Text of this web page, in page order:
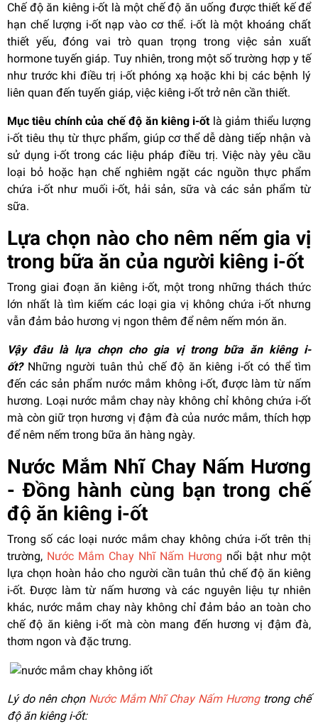
Chế độ ăn kiêng i-ốt là một chế độ ăn uống được thiết kế để
hạn chế lượng i-ốt nạp vào cơ thể. i-ốt là một khoáng chất
thiết yếu, đóng vai trò quan trọng trong việc sản xuất
hormone tuyến giáp. Tuy nhiên, trong một số trường hợp y tế
như trước khi điều trị i-ốt phóng xạ hoặc khi bị các bệnh lý
liên quan đến tuyến giáp, việc kiêng i-ốt trở nên cần thiết.
Mục tiêu chính của chế độ ăn kiêng i-ốtlà giảm thiểu lượng
i-ốt tiêu thụ từ thực phẩm, giúp cơ thể dễ dàng tiếp nhận và
sử dụng i-ốt trong các liệu pháp điều trị. Việc này yêu cầu
loại bỏ hoặc hạn chế nghiêm ngặt các nguồn thực phẩm
chứa i-ốt như muối i-ốt, hải sản, sữa và các sản phẩm từ
sữa.
Lựa chọn nào cho nêm nếm gia vị
trong bữa ăn của người kiêng i-ốt
Trong giai đoạn ăn kiêng i-ốt, một trong những thách thức
lớn nhất là tìm kiếm các loại gia vị không chứa i-ốt nhưng
vẫn đảm bảo hương vị ngon thêm để nêm nếm món ăn.
Vậy đâu là lựa chọn cho gia vị trong bữa ăn kiêng i-
ốt?Những người tuân thủ chế độ ăn kiêng i-ốt có thể tìm
đến các sản phẩm nước mắm không i-ốt, được làm từ nấm
hương. Loại nước mắm chay này không chỉ không chứa i-ốt
mà còn giữ trọn hương vị đậm đà của nước mắm, thích hợp
để nêm nếm trong bữa ăn hàng ngày.
Nước Mắm Nhĩ Chay Nấm Hương
- Đồng hành cùng bạn trong chế
độ ăn kiêng i-ốt
Trong số các loại nước mắm chay không chứa i-ốt trên thị
trường, Nước Mắm Chay Nhĩ Nấm Hương nổi bật như một
lựa chọn hoàn hảo cho người cần tuân thủ chế độ ăn kiêng
i-ốt. Được làm từ nấm hương và các nguyên liệu tự nhiên
khác, nước mắm chay này không chỉ đảm bảo an toàn cho
chế độ ăn kiêng i-ốt mà còn mang đến hương vị đậm đà,
thơm ngon và đặc trưng.
Lý do nên chọn Nước Mắm Nhĩ Chay Nấm Hươngtrong chế
độ ăn kiêng i-ốt: